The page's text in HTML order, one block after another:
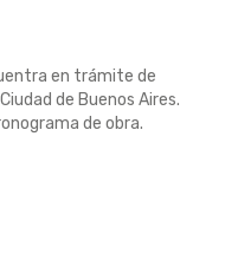
en trámite de
de Buenos Aires.
de obra.